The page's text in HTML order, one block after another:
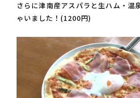
さらに津南産アスパラと生ハム・温
ゃいました！(1200円)